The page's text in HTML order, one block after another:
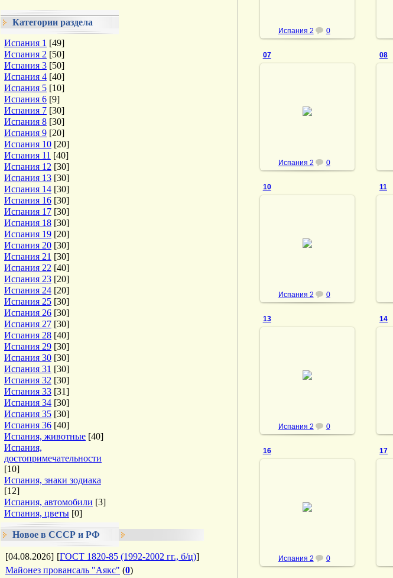
Категории раздела
Испания 1 [49]
Испания 2 [50]
Испания 3 [50]
Испания 4 [40]
Испания 5 [10]
Испания 6 [9]
Испания 7 [30]
Испания 8 [30]
Испания 9 [20]
Испания 10 [20]
Испания 11 [40]
Испания 12 [30]
Испания 13 [30]
Испания 14 [30]
Испания 16 [30]
Испания 17 [30]
Испания 18 [30]
Испания 19 [20]
Испания 20 [30]
Испания 21 [30]
Испания 22 [40]
Испания 23 [20]
Испания 24 [20]
Испания 25 [30]
Испания 26 [30]
Испания 27 [30]
Испания 28 [40]
Испания 29 [30]
Испания 30 [30]
Испания 31 [30]
Испания 32 [30]
Испания 33 [31]
Испания 34 [30]
Испания 35 [30]
Испания 36 [40]
Испания, животные [40]
Испания,
достопримечательности
[10]
Испания, знаки зодиака
[12]
Испания, автомобили [3]
Испания, цветы [0]
Новое в СССР и РФ
[04.08.2026] [ГОСТ 1820-85 (1992-2002 гг., б/ц)]
Майонез провансаль "Аякс" (0)
Испания 2 0
07
Испания 2 0
08
10
Испания 2 0
11
13
Испания 2 0
14
16
Испания 2 0
17